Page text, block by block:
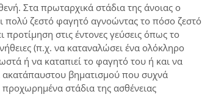
Στα πρωταρχικά στάδια της άνοιας ο
πολύ ζεστό φαγητό αγνοώντας το πόσο ζεστό
προτίμηση στις έντονες γεύσεις όπως το
(π.χ. να καταναλώσει ένα ολόκληρο
ή να καταπιεί το φαγητό του ή και να
ακατάπαυστου βηματισμού που συχνά
προχωρημένα στάδια της ασθένειας